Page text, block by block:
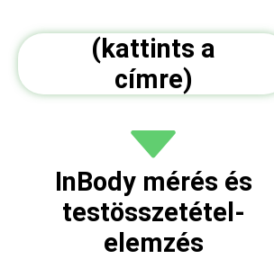
(kattints a
címre)
InBody mérés és
testösszetétel-
elemzés